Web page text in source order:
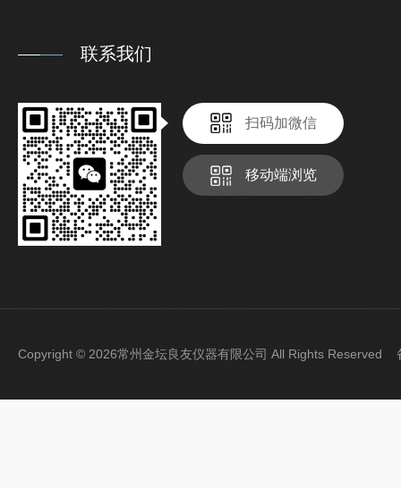
联系我们
扫码加微信
移动端浏览
Copyright © 2026常州金坛良友仪器有限公司 All Rights Reserved